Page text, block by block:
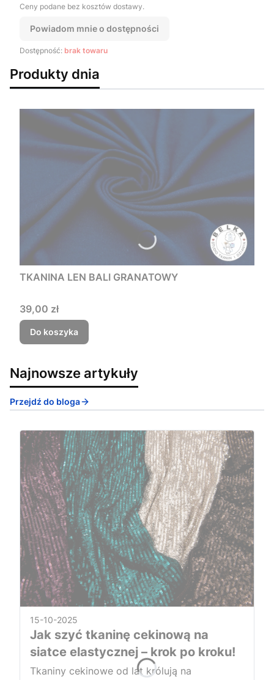
Ceny podane bez kosztów dostawy.
Powiadom mnie o dostępności
Dostępność: brak towaru
Produkty dnia
TKANINA LEN BALI GRANATOWY
Cena
39,00 zł
Do koszyka
Najnowsze artykuły
Przejdź do bloga
15-10-2025
Jak szyć tkaninę cekinową na
siatce elastycznej – krok po kroku!
Tkaniny cekinowe od lat królują na